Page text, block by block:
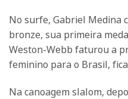
No surfe, Gabriel Medina
bronze, sua primeira
Weston-Webb faturou a
feminino para o Brasil,
Na canoagem slalom,